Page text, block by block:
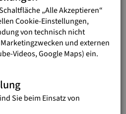
IN
Mädchen erhalten
im „Laura Vicuña“-
FÜR JUNGE FRAUEN
„Alle Akzeptieren“
Cookie-Einstellungen,
von technisch nicht
und externen
Videos, Google Maps) ein.
Sie beim Einsatz von